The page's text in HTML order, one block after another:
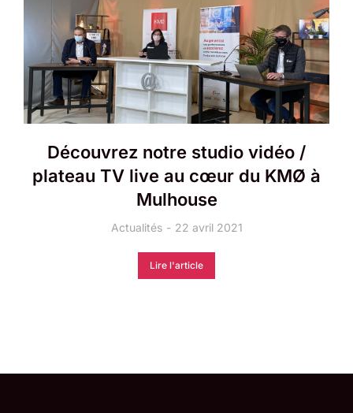
Découvrez notre studio vidéo /
plateau TV live au cœur du KMØ à
Mulhouse
Actualités 22 avril 2021
Lire l'article